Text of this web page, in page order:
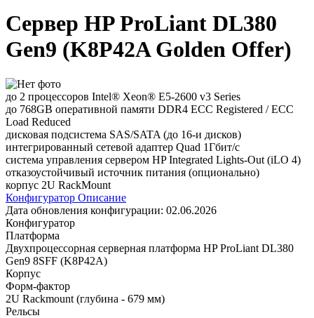
Сервер HP ProLiant DL380
Gen9 (K8P42A Golden Offer)
до 2 процессоров Intel® Xeon® E5-2600 v3 Series
до 768GB оперативной памяти DDR4 ECC Registered / ECC
Load Reduced
дисковая подсистема SAS/SATA (до 16-и дисков)
интегрированный сетевой адаптер Quad 1Гбит/с
система управления сервером HP Integrated Lights-Out (iLO 4)
отказоустойчивый источник питания (опционально)
корпус 2U RackMount
Конфигуратор Описание
Дата обновления конфигурации: 02.06.2026
Конфигуратор
Платформа
Двухпроцессорная серверная платформа HP ProLiant DL380
Gen9 8SFF (K8P42A)
Корпус
Форм-фактор
2U Rackmount (глубина - 679 мм)
Рельсы